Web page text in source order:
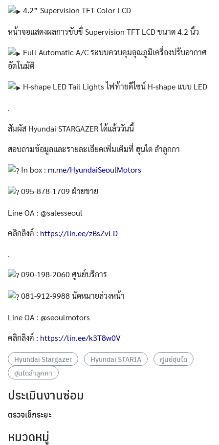
Search
Search
4.2” Supervision TFT Color LCD
หน้าจอแสดงผลการขับขี่ Supervision TFT LCD ขนาด 4.2 นิ้ว
Full Automatic A/C ระบบควบคุมอุณภูมิเครื่องปรับอากาศ
อัตโนมัติ
H-shape LED Tail Lights ไฟท้ายดีไซน์ H-shape แบบ LED
.
สัมผัส Hyundai STARGAZER ได้แล้ววันนี้
สอบถามข้อมูลและรายละเอียดเพิ่มเติมที่ ฮุนได ลำลูกกา
In box : m.me/HyundaiSeoulMotors
095-878-1709 ฝ่ายขาย
Line OA : @salesseoul
คลิกลิงค์ : https://lin.ee/zBsZvLD
.
090-198-2060 ศูนย์บริการ
081-912-9988 นัดหมายล่วงหน้า
Line OA : @seoulmotors
คลิกลิงค์ : https://lin.ee/k3T8w0V
Hyundai Stargazer Hyundai STARIA
ศูนย์ฮุนได
ฮุนไดลำลูกกา
ประเมินงานซ่อม
ตรวจเช็กระยะ
หมวดหมู่